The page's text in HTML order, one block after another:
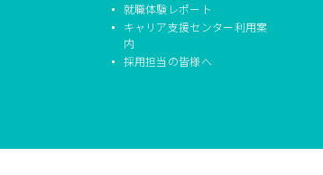
就職体験レポート
キャリア支援センター利用案
内
採用担当の皆様へ